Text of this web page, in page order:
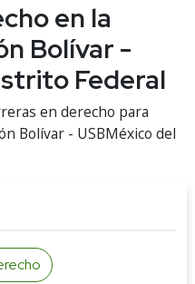
en la
Bolívar -
Federal
en derecho para
Bolívar - USBMéxico del